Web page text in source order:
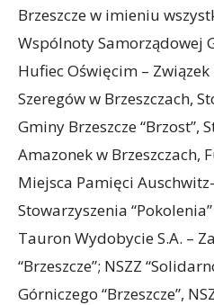
Brzeszcze w imieniu
Wspólnoty Samorządowej
Hufiec Oświęcim –
Szeregów w Brzeszczach,
Gminy Brzeszcze “Brzost”,
Amazonek w Brzeszczach,
Miejsca Pamięci
Stowarzyszenia
Tauron Wydobycie S.A. –
“Brzeszcze”; NSZZ
Górniczego “Brzeszcze”,